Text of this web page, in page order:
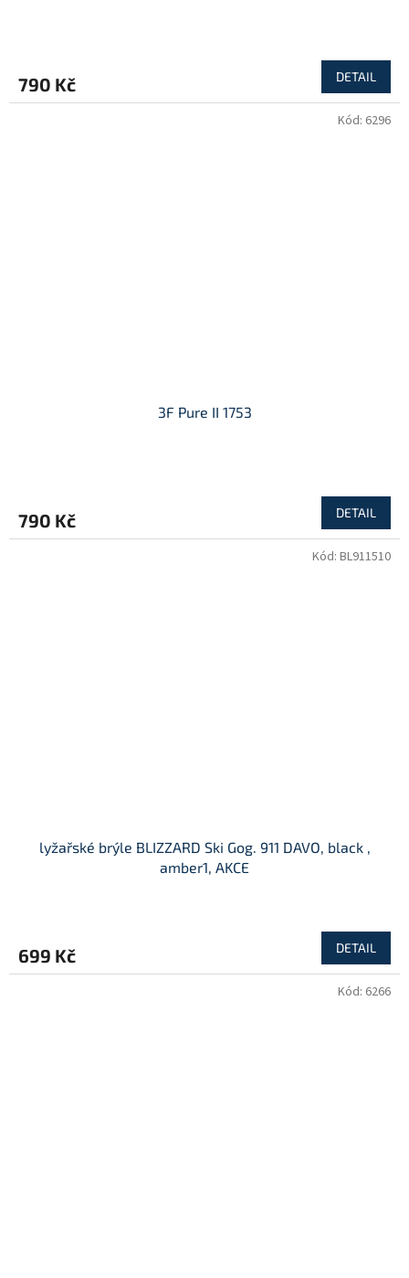
790 Kč DETAIL
3F Pure II 1753
790 Kč DETAIL
Kód: 6296
lyžařské brýle BLIZZARD Ski Gog. 911 DAVO, black ,
amber1, AKCE
699 Kč DETAIL
Kód: BL911510
Kód: 6266